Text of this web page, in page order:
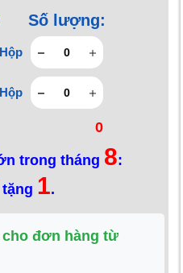
Số lượng:
0
trong tháng 8:
tặng 1.
cho đơn hàng từ